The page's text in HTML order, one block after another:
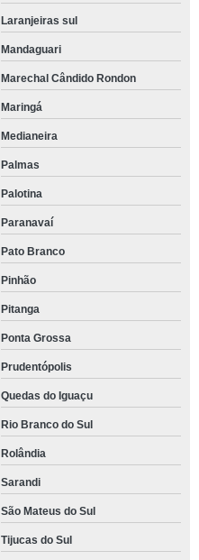
Laranjeiras sul
Mandaguari
Marechal Cândido Rondon
Maringá
Medianeira
Palmas
Palotina
Paranavaí
Pato Branco
Pinhão
Pitanga
Ponta Grossa
Prudentópolis
Quedas do Iguaçu
Rio Branco do Sul
Rolândia
Sarandi
São Mateus do Sul
Tijucas do Sul